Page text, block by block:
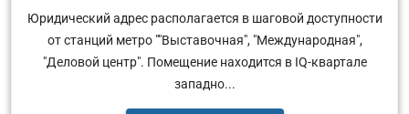
Юридический адрес располагается в шаговой доступности
от станций метро ""Выставочная", "Международная",
"Деловой центр". Помещение находится в IQ-квартале
западно...